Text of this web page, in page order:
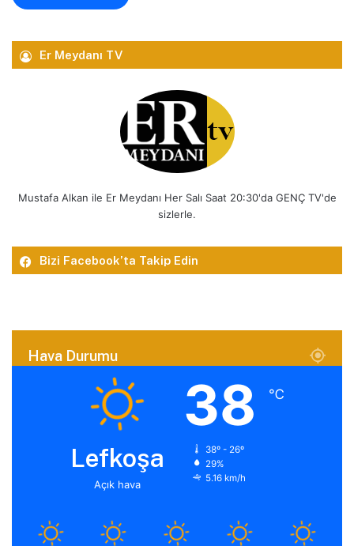
Er Meydanı TV
Mustafa Alkan ile Er Meydanı Her Salı Saat 20:30'da GENÇ TV'de
sizlerle.
Bizi Facebook’ta Takip Edin
Hava Durumu
Lefkoşa
Açık hava
38 ℃
38º - 26º
29%
5.16 km/h